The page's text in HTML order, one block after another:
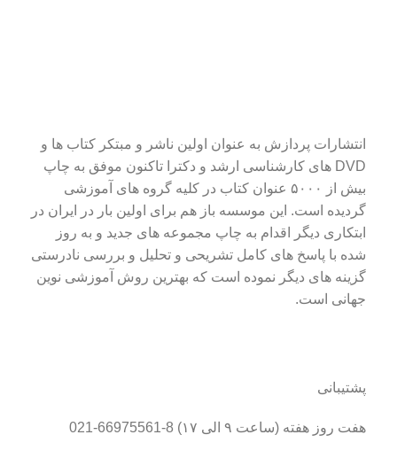
انتشارات پردازش به عنوان اولین ناشر و مبتکر کتاب ها و
DVD های کارشناسی ارشد و دکترا تاکنون موفق به چاپ
بیش از ۵۰۰۰ عنوان کتاب در کلیه گروه های آموزشی
گردیده است. این موسسه باز هم برای اولین بار در ایران در
ابتکاری دیگر اقدام به چاپ مجموعه های جدید و به روز
شده با پاسخ های کامل تشریحی و تحلیل و بررسی نادرستی
گزینه های دیگر نموده است که بهترین روش آموزشی نوین
جهانی است.
پشتیبانی
هفت روز هفته (ساعت ۹ الی ۱۷) 8-66975561-021